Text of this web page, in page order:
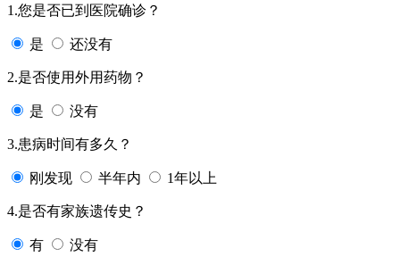
1.您是否已到医院确诊？
是 还没有
2.是否使用外用药物？
是 没有
3.患病时间有多久？
刚发现 半年内 1年以上
4.是否有家族遗传史？
有 没有